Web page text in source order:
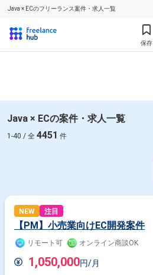
Java × ECのフリーランス案件・求人一覧
保存
Java × ECの案件・求人一覧
1-40 / 全 4451 件
NEW 注目
【PM】小売業向けEC開発案件
リモート可 オンライン商談OK
1,050,000円/月